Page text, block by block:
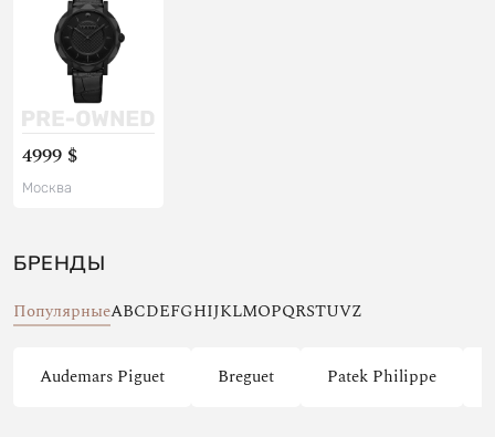
4999 $
Москва
БРЕНДЫ
ПопулярныеABCDEFGHIJKLMOPQRSTUVZ
Audemars Piguet Breguet Patek Philippe